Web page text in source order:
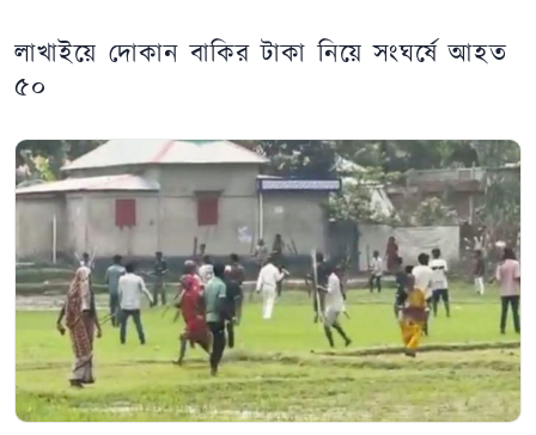
লাখাইয়ে দোকান বাকির টাকা নিয়ে সংঘর্ষে আহত
৫০